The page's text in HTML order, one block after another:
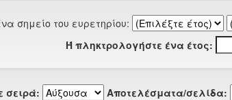
σημείο του ευρετηρίου:
Ή πληκτρολογήστε ένα έτος:
σειρά: Αποτελέσματα/σελίδα: